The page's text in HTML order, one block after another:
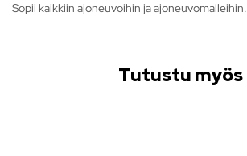
Sopii kaikkiin ajoneuvoihin ja ajoneuvomalleihin.
Tutustu myös